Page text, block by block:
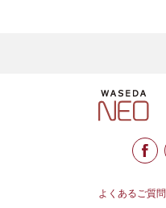
よくあるご質問